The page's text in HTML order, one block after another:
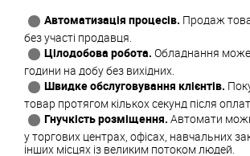
Автоматизація процесів. Продаж
без участі продавця.
Цілодобова робота. Обладнання
години на добу без вихідних.
Швидке обслуговування клієнтів.
товар протягом кількох секунд після
Гнучкість розміщення. Автомати
у торгових центрах, офісах, навчальних
інших місцях із великим потоком людей.